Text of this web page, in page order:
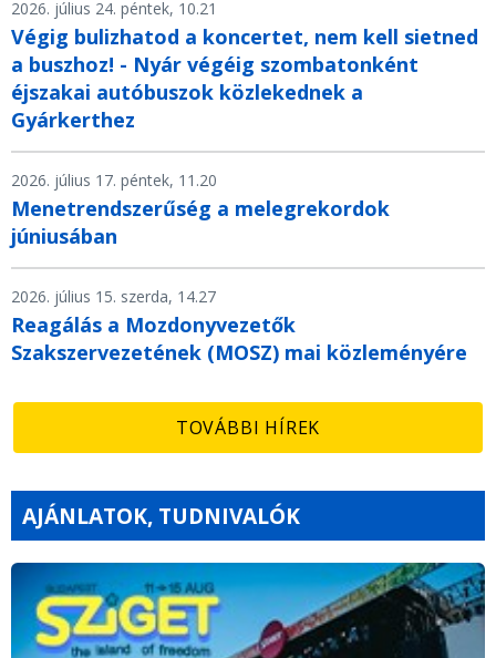
2026. július 24. péntek, 10.21
Végig bulizhatod a koncertet, nem kell sietned
a buszhoz! - Nyár végéig szombatonként
éjszakai autóbuszok közlekednek a
Gyárkerthez
2026. július 17. péntek, 11.20
Menetrendszerűség a melegrekordok
júniusában
2026. július 15. szerda, 14.27
Reagálás a Mozdonyvezetők
Szakszervezetének (MOSZ) mai közleményére
TOVÁBBI HÍREK
AJÁNLATOK, TUDNIVALÓK